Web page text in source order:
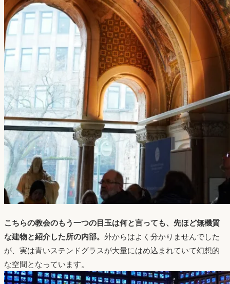
こちらの教会のもう一つの目玉は何と言っても、先ほど無機質
な建物と紹介した所の内部。 外からはよく分かりませんでした
が、実は青いステンドグラスが大量にはめ込まれていて幻想的
な空間となっています。